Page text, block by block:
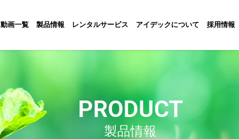
動画一覧 製品情報 レンタルサービス アイデックについて 採用情報
PRODUCT
製品情報